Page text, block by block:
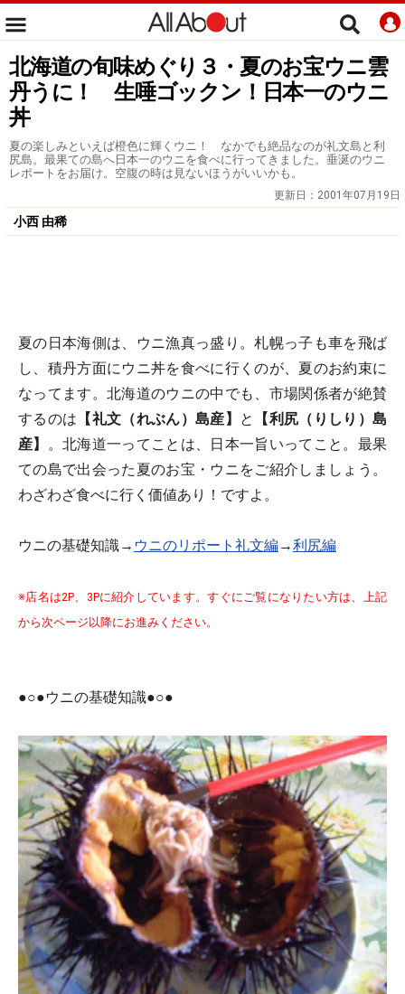
北海道の旬味めぐり３・夏のお宝ウニ雲
丹うに！ 生唾ゴックン！日本一のウニ
丼
夏の楽しみといえば橙色に輝くウニ！ なかでも絶品なのが礼文島と利
尻島。最果ての島へ日本一のウニを食べに行ってきました。垂涎のウニ
レポートをお届け。空腹の時は見ないほうがいいかも。
更新日： 2001年07月19日
小西 由稀
夏の日本海側は、ウニ漁真っ盛り。札幌っ子も車を飛ば
し、積丹方面にウニ丼を食べに行くのが、夏のお約束に
なってます。北海道のウニの中でも、市場関係者が絶賛
するのは 【礼文（れぶん）島産】 と
【利尻（りしり）島
産】 。北海道一ってことは、日本一旨いってこと。最果
ての島で出会った夏のお宝・ウニをご紹介しましょう。
わざわざ食べに行く価値あり！ですよ。
ウニの基礎知識→ ウニのリポート礼文編→利尻編
※店名は2P、3Pに紹介しています。すぐにご覧になりたい方は、上記
から次ページ以降にお進みください。
●○●ウニの基礎知識●○●